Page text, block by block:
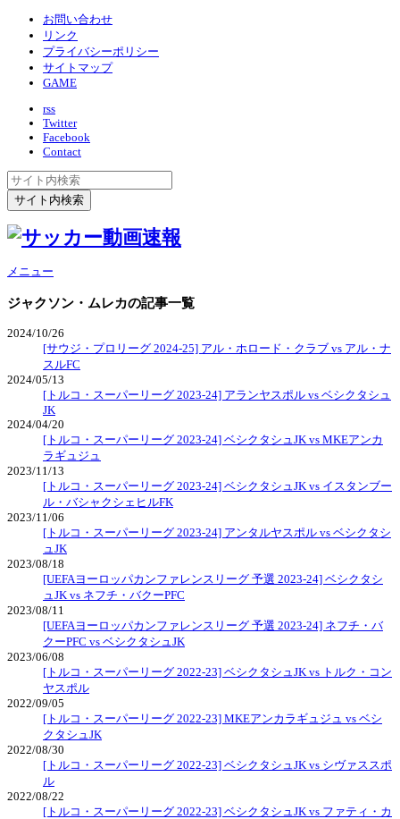
お問い合わせ
リンク
プライバシーポリシー
サイトマップ
GAME
rss
Twitter
Facebook
Contact
メニュー
ジャクソン・ムレカの記事一覧
2024/10/26
[サウジ・プロリーグ 2024-25] アル・ホロード・クラブ vs アル・ナ
スルFC
2024/05/13
[トルコ・スーパーリーグ 2023-24] アランヤスポル vs ベシクタシュ
JK
2024/04/20
[トルコ・スーパーリーグ 2023-24] ベシクタシュJK vs MKEアンカ
ラギュジュ
2023/11/13
[トルコ・スーパーリーグ 2023-24] ベシクタシュJK vs イスタンブー
ル・バシャクシェヒルFK
2023/11/06
[トルコ・スーパーリーグ 2023-24] アンタルヤスポル vs ベシクタシ
ュJK
2023/08/18
[UEFAヨーロッパカンファレンスリーグ 予選 2023-24] ベシクタシ
ュJK vs ネフチ・バクーPFC
2023/08/11
[UEFAヨーロッパカンファレンスリーグ 予選 2023-24] ネフチ・バ
クーPFC vs ベシクタシュJK
2023/06/08
[トルコ・スーパーリーグ 2022-23] ベシクタシュJK vs トルク・コン
ヤスポル
2022/09/05
[トルコ・スーパーリーグ 2022-23] MKEアンカラギュジュ vs ベシ
クタシュJK
2022/08/30
[トルコ・スーパーリーグ 2022-23] ベシクタシュJK vs シヴァススポ
ル
2022/08/22
[トルコ・スーパーリーグ 2022-23] ベシクタシュJK vs ファティ・カ